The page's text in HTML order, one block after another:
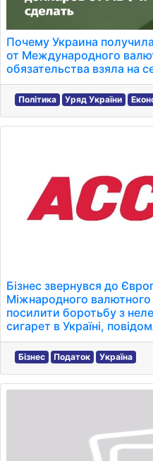
Почему Украина
от Международного
обязательства взяла на
Політика Уряд України
Бізнес звернувся до
Міжнародного
посилити боротьбу з
сигарет в Україні,
Бізнес Податок Україна